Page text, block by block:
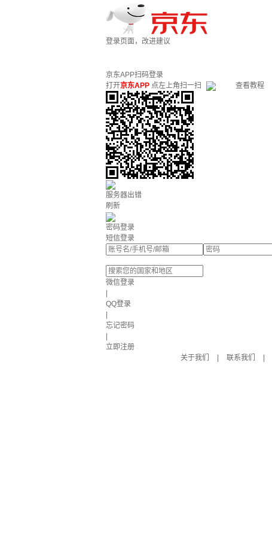
登录页面，改进建议
京东APP扫码登录
打开京东APP 点左上角扫一扫 查看教程
服务器出错
刷新
密码登录
短信登录
微信登录
QQ登录
忘记密码
立即注册
关于我们
联系我们